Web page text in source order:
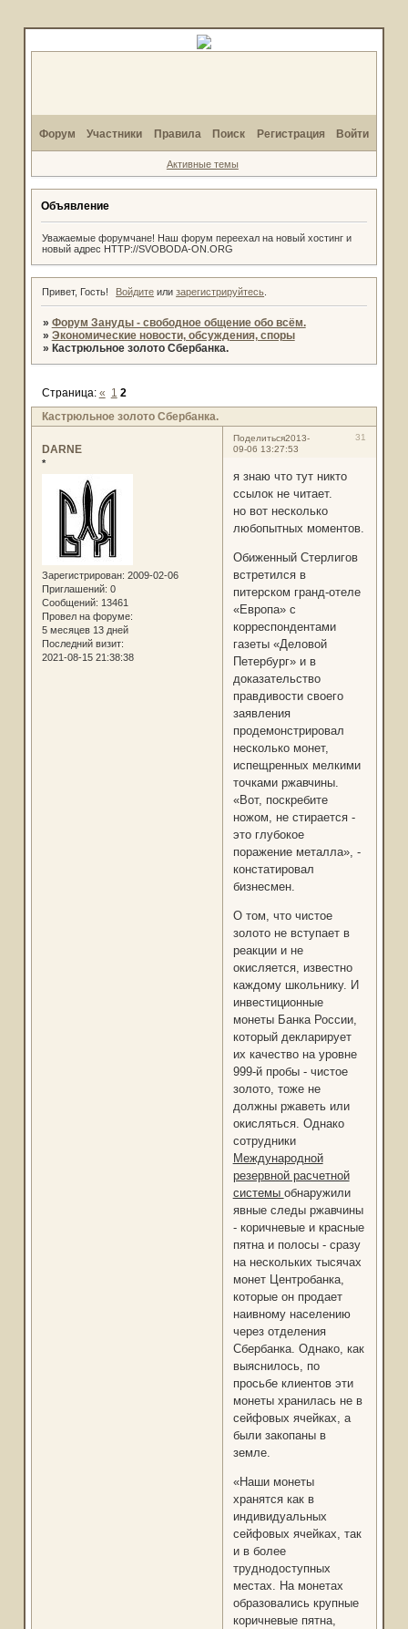
Форум Участники Правила Поиск Регистрация Войти
Активные темы
Объявление
Уважаемые форумчане! Наш форум переехал на новый хостинг и
новый адрес HTTP://SVOBODA-ON.ORG
Привет, Гость! Войдите илизарегистрируйтесь
» Форум Зануды - свободное общение обо всём.
» Экономические новости, обсуждения, споры
» Кастрюльное золото Сбербанка.
Кастрюльное золото Сбербанка.
Страница: « 1 2
Поделиться 31
2013-
09-06 13:27:53
DARNE
*
Зарегистрирован: 2009-02-06
Приглашений: 0
Сообщений: 13461
Провел на форуме:
5 месяцев 13 дней
Последний визит:
2021-08-15 21:38:38
я знаю что тут никто
ссылок не читает.
но вот несколько
любопытных моментов.
Обиженный Стерлигов
встретился в
питерском гранд-отеле
«Европа» с
корреспондентами
газеты «Деловой
Петербург» и в
доказательство
правдивости своего
заявления
продемонстрировал
несколько монет,
испещренных мелкими
точками ржавчины.
«Вот, поскребите
ножом, не стирается -
это глубокое
поражение металла», -
констатировал
бизнесмен.
О том, что чистое
золото не вступает в
реакции и не
окисляется, известно
каждому школьнику. И
инвестиционные
монеты Банка России,
который декларирует
их качество на уровне
999-й пробы - чистое
золото, тоже не
должны ржаветь или
окисляться. Однако
сотрудники
Международной
резервной расчетной
системы обнаружили
явные следы ржавчины
- коричневые и красные
пятна и полосы - сразу
на нескольких тысячах
монет Центробанка,
которые он продает
наивному населению
через отделения
Сбербанка. Однако, как
выяснилось, по
просьбе клиентов эти
монеты хранилась не в
сейфовых ячейках, а
были закопаны в
земле.
«Наши монеты
хранятся как в
индивидуальных
сейфовых ячейках, так
и в более
труднодоступных
местах. На монетах
образовались крупные
коричневые пятна,